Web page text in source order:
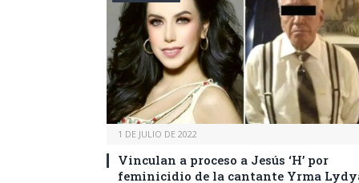
1 DE JULIO DE 2022
Vinculan a proceso a Jesús ‘H’ por
feminicidio de la cantante Yrma